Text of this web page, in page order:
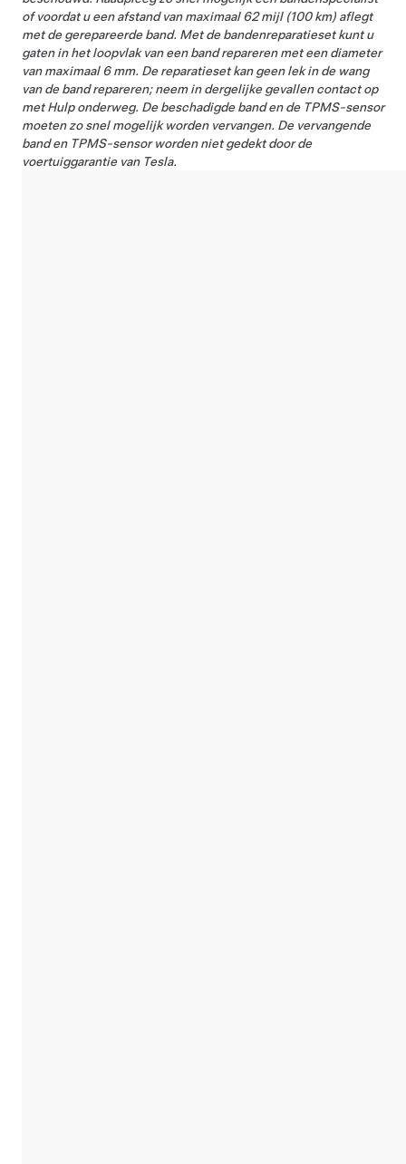
of voordat u een afstand van maximaal 62 mijl (100 km) aflegt
met de gerepareerde band. Met de bandenreparatieset kunt u
gaten in het loopvlak van een band repareren met een diameter
van maximaal 6 mm. De reparatieset kan geen lek in de wang
van de band repareren; neem in dergelijke gevallen contact op
met Hulp onderweg. De beschadigde band en de TPMS-sensor
moeten zo snel mogelijk worden vervangen. De vervangende
band en TPMS-sensor worden niet gedekt door de
voertuiggarantie van Tesla.